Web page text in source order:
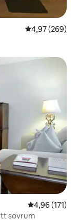
4,97 av 5 i
4,97 (269)
4,96 av 5 i
4,96 (171)
sovrum